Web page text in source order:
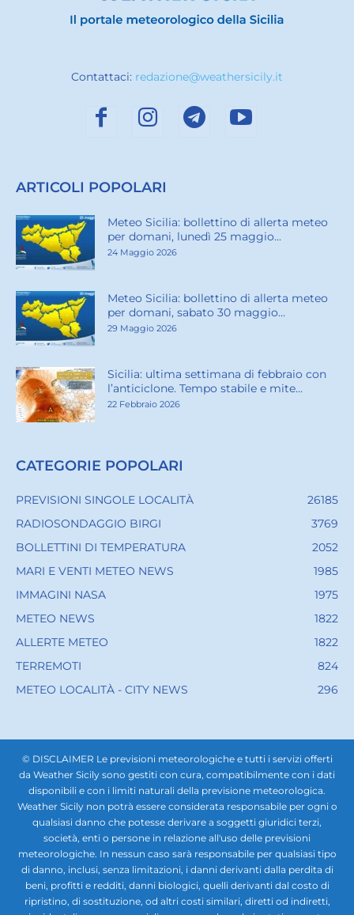
Contattaci: redazione@weathersicily.it
ARTICOLI POPOLARI
Meteo Sicilia: bollettino di allerta meteo
per domani, lunedì 25 maggio...
24 Maggio 2026
Meteo Sicilia: bollettino di allerta meteo
per domani, sabato 30 maggio...
29 Maggio 2026
Sicilia: ultima settimana di febbraio con
l’anticiclone. Tempo stabile e mite...
22 Febbraio 2026
CATEGORIE POPOLARI
PREVISIONI SINGOLE LOCALITÀ
26185
RADIOSONDAGGIO BIRGI
3769
BOLLETTINI DI TEMPERATURA
2052
MARI E VENTI METEO NEWS
1985
IMMAGINI NASA
1975
METEO NEWS
1822
ALLERTE METEO
1822
TERREMOTI
824
METEO LOCALITÀ - CITY NEWS
296
© DISCLAIMER Le previsioni meteorologiche e tutti i servizi offerti
da Weather Sicily sono gestiti con cura, compatibilmente con i dati
disponibili e con i limiti naturali della previsione meteorologica.
Weather Sicily non potrà essere considerata responsabile per ogni o
qualsiasi danno che potesse derivare a soggetti giuridici terzi,
società, enti o persone in relazione all'uso delle previsioni
meteorologiche. In nessun caso sarà responsabile per qualsiasi tipo
di danno, inclusi, senza limitazioni, i danni derivanti dalla perdita di
beni, profitti e redditi, danni biologici, quelli derivanti dal costo di
ripristino, di sostituzione, od altri costi similari, diretti od indiretti,